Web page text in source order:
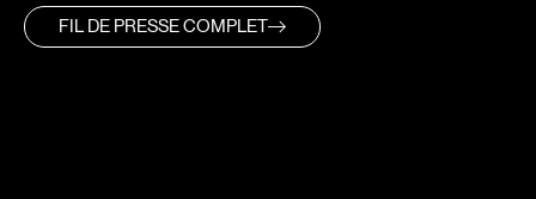
FIL DE PRESSE COMPLET